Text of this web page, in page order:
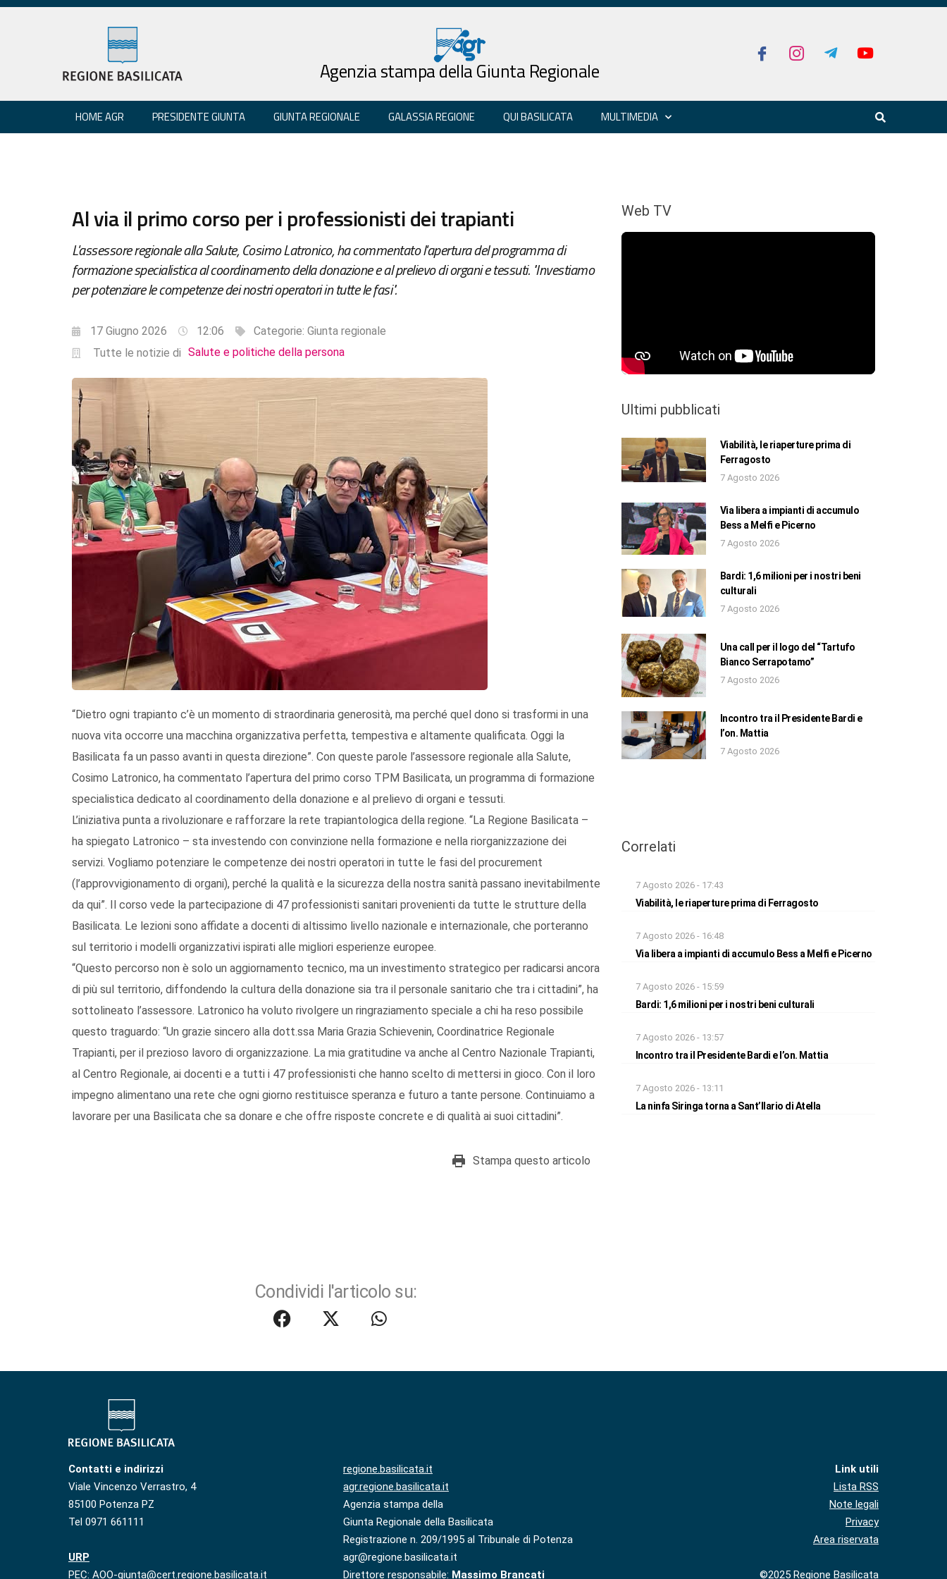
Agenzia stampa della Giunta Regionale
HOME AGR PRESIDENTE GIUNTA GIUNTA REGIONALE GALASSIA REGIONE QUI BASILICATA MULTIMEDIA
Al via il primo corso per i professionisti dei trapianti
L'assessore regionale alla Salute, Cosimo Latronico, ha commentato l'apertura del programma di
formazione specialistica al coordinamento della donazione e al prelievo di organi e tessuti. "Investiamo
per potenziare le competenze dei nostri operatori in tutte le fasi".
17 Giugno 2026 12:06 Categorie: Giunta regionale
Tutte le notizie di Salute e politiche della persona
“Dietro ogni trapianto c’è un momento di straordinaria generosità, ma perché quel dono si trasformi in una
nuova vita occorre una macchina organizzativa perfetta, tempestiva e altamente qualificata. Oggi la
Basilicata fa un passo avanti in questa direzione”. Con queste parole l’assessore regionale alla Salute,
Cosimo Latronico, ha commentato l’apertura del primo corso TPM Basilicata, un programma di formazione
specialistica dedicato al coordinamento della donazione e al prelievo di organi e tessuti.
L’iniziativa punta a rivoluzionare e rafforzare la rete trapiantologica della regione. “La Regione Basilicata –
ha spiegato Latronico – sta investendo con convinzione nella formazione e nella riorganizzazione dei
servizi. Vogliamo potenziare le competenze dei nostri operatori in tutte le fasi del procurement
(l’approvvigionamento di organi), perché la qualità e la sicurezza della nostra sanità passano inevitabilmente
da qui”. Il corso vede la partecipazione di 47 professionisti sanitari provenienti da tutte le strutture della
Basilicata. Le lezioni sono affidate a docenti di altissimo livello nazionale e internazionale, che porteranno
sul territorio i modelli organizzativi ispirati alle migliori esperienze europee.
“Questo percorso non è solo un aggiornamento tecnico, ma un investimento strategico per radicarsi ancora
di più sul territorio, diffondendo la cultura della donazione sia tra il personale sanitario che tra i cittadini”, ha
sottolineato l’assessore. Latronico ha voluto rivolgere un ringraziamento speciale a chi ha reso possibile
questo traguardo: “Un grazie sincero alla dott.ssa Maria Grazia Schievenin, Coordinatrice Regionale
Trapianti, per il prezioso lavoro di organizzazione. La mia gratitudine va anche al Centro Nazionale Trapianti,
al Centro Regionale, ai docenti e a tutti i 47 professionisti che hanno scelto di mettersi in gioco. Con il loro
impegno alimentano una rete che ogni giorno restituisce speranza e futuro a tante persone. Continuiamo a
lavorare per una Basilicata che sa donare e che offre risposte concrete e di qualità ai suoi cittadini”.
Stampa questo articolo
Condividi l'articolo su:
Web TV
Ultimi pubblicati
Viabilità, le riaperture prima di
Ferragosto
7 Agosto 2026
Via libera a impianti di accumulo
Bess a Melfi e Picerno
7 Agosto 2026
Bardi: 1,6 milioni per i nostri beni
culturali
7 Agosto 2026
Una call per il logo del “Tartufo
Bianco Serrapotamo”
7 Agosto 2026
Incontro tra il Presidente Bardi e
l’on. Mattia
7 Agosto 2026
Correlati
7 Agosto 2026 - 17:43
Viabilità, le riaperture prima di Ferragosto
7 Agosto 2026 - 16:48
Via libera a impianti di accumulo Bess a Melfi e Picerno
7 Agosto 2026 - 15:59
Bardi: 1,6 milioni per i nostri beni culturali
7 Agosto 2026 - 13:57
Incontro tra il Presidente Bardi e l’on. Mattia
7 Agosto 2026 - 13:11
La ninfa Siringa torna a Sant’Ilario di Atella
Contatti e indirizzi
Viale Vincenzo Verrastro, 4
85100 Potenza PZ
Tel 0971 661111
URP
PEC: AOO-giunta@cert.regione.basilicata.it
regione.basilicata.it
agr.regione.basilicata.it
Agenzia stampa della
Giunta Regionale della Basilicata
Registrazione n. 209/1995 al Tribunale di Potenza
agr@regione.basilicata.it
Direttore responsabile: Massimo Brancati
Link utili
Lista RSS
Note legali
Privacy
Area riservata
©2025 Regione Basilicata